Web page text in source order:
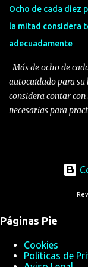
consumo de
materiales y
Ocho de cada diez
la mitad considera
adecuadamente
Más de ocho de
autocuidado para su
considera contar
necesarias para
cuando sus
solamente motivar
para que puedan
responsablemente,
y en qué momento
Páginas Pie
Cookies
Políticas de